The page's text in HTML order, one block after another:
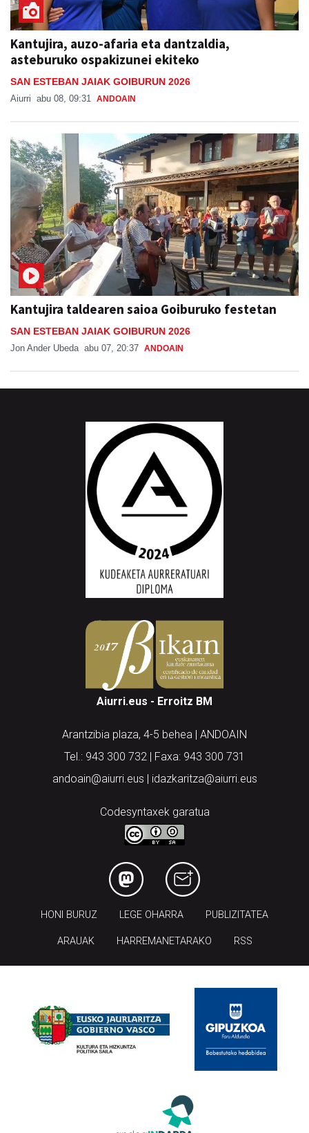
Kantujira, auzo-afaria eta dantzaldia,
asteburuko ospakizunei ekiteko
SAN ESTEBAN JAIAK GOIBURUN 2026
Aiurri abu 08, 09:31 ANDOAIN
Kantujira taldearen saioa Goiburuko festetan
SAN ESTEBAN JAIAK GOIBURUN 2026
Jon Ander Ubeda abu 07, 20:37 ANDOAIN
Aiurri.eus - Erroitz BM
Arantzibia plaza, 4-5 behea | ANDOAIN
Tel.: 943 300 732 | Faxa: 943 300 731
andoain@aiurri.eus | idazkaritza@aiurri.eus
Codesyntaxek garatua
HONI BURUZ LEGE OHARRA PUBLIZITATEA
ARAUAK HARREMANETARAKO RSS